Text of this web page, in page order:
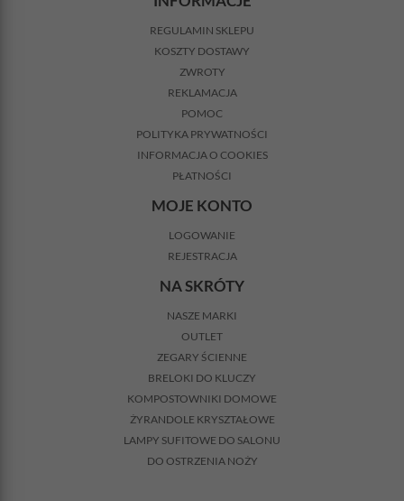
REGULAMIN SKLEPU
KOSZTY DOSTAWY
ZWROTY
REKLAMACJA
POMOC
POLITYKA PRYWATNOŚCI
INFORMACJA O COOKIES
PŁATNOŚCI
MOJE KONTO
LOGOWANIE
REJESTRACJA
NA SKRÓTY
NASZE MARKI
OUTLET
ZEGARY ŚCIENNE
BRELOKI DO KLUCZY
KOMPOSTOWNIKI DOMOWE
ŻYRANDOLE KRYSZTAŁOWE
LAMPY SUFITOWE DO SALONU
DO OSTRZENIA NOŻY